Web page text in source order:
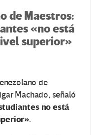
de Maestros:
«no está
superior»
de
Machado, señaló
no está
.